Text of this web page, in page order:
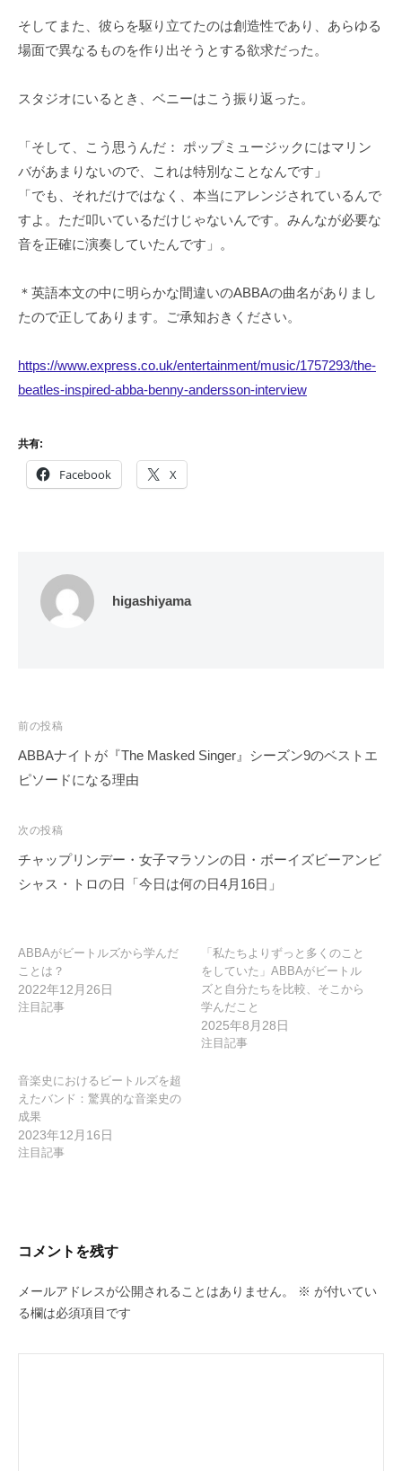
そしてまた、彼らを駆り立てたのは創造性であり、あらゆる
場面で異なるものを作り出そうとする欲求だった。
スタジオにいるとき、ベニーはこう振り返った。
「そして、こう思うんだ： ポップミュージックにはマリン
バがあまりないので、これは特別なことなんです」
「でも、それだけではなく、本当にアレンジされているんで
すよ。ただ叩いているだけじゃないんです。みんなが必要な
音を正確に演奏していたんです」。
＊英語本文の中に明らかな間違いのABBAの曲名がありまし
たので正してあります。ご承知おきください。
https://www.express.co.uk/entertainment/music/1757293/the-
beatles-inspired-abba-benny-andersson-interview
共有:
Facebook X
higashiyama
投
稿
ナ
ゲ
ー
シ
前の投稿
ABBAナイトが『The Masked Singer』シーズン9のベストエ
ピソードになる理由
次の投稿
チャップリンデー・女子マラソンの日・ボーイズビーアンビ
シャス・トロの日「今日は何の日4月16日」
ABBAがビートルズから学んだ
ことは？
2022年12月26日
注目記事
「私たちよりずっと多くのこと
をしていた」ABBAがビートル
ズと自分たちを比較、そこから
学んだこと
2025年8月28日
注目記事
音楽史におけるビートルズを超
えたバンド：驚異的な音楽史の
成果
2023年12月16日
注目記事
コメントを残す
メールアドレスが公開されることはありません。 ※ が付いてい
る欄は必須項目です